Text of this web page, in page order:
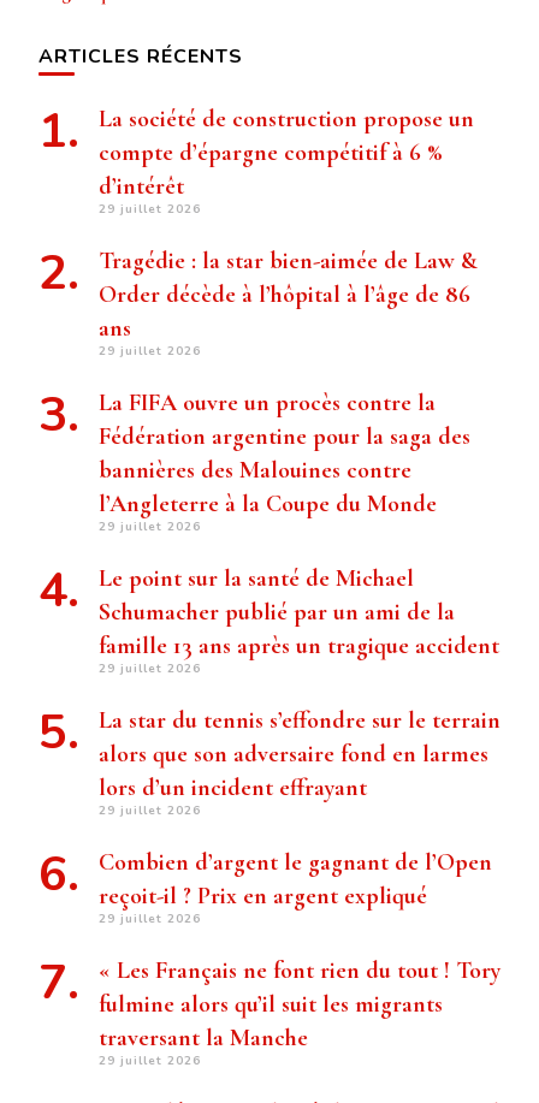
ARTICLES RÉCENTS
La société de construction propose un
compte d’épargne compétitif à 6 %
d’intérêt
29 juillet 2026
Tragédie : la star bien-aimée de Law &
Order décède à l’hôpital à l’âge de 86
ans
29 juillet 2026
La FIFA ouvre un procès contre la
Fédération argentine pour la saga des
bannières des Malouines contre
l’Angleterre à la Coupe du Monde
29 juillet 2026
Le point sur la santé de Michael
Schumacher publié par un ami de la
famille 13 ans après un tragique accident
29 juillet 2026
La star du tennis s’effondre sur le terrain
alors que son adversaire fond en larmes
lors d’un incident effrayant
29 juillet 2026
Combien d’argent le gagnant de l’Open
reçoit-il ? Prix ​​en argent expliqué
29 juillet 2026
« Les Français ne font rien du tout ! Tory
fulmine alors qu’il suit les migrants
traversant la Manche
29 juillet 2026